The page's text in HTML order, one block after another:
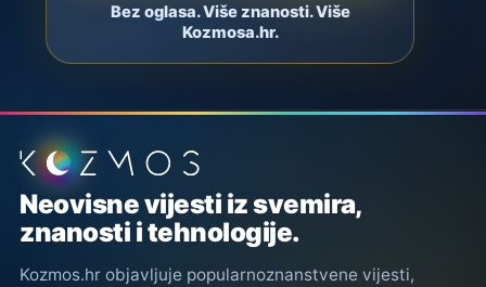
Bez oglasa. Više znanosti. Više
Kozmosa.hr.
Podnožje stranice
Neovisne vijesti iz svemira,
znanosti i tehnologije.
Kozmos.hr objavljuje popularnoznanstvene vijesti,